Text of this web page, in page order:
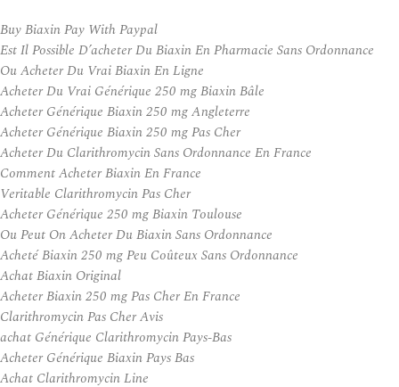
Buy Biaxin Pay With Paypal
Est Il Possible D’acheter Du Biaxin En Pharmacie Sans Ordonnance
Ou Acheter Du Vrai Biaxin En Ligne
Acheter Du Vrai Générique 250 mg Biaxin Bâle
Acheter Générique Biaxin 250 mg Angleterre
Acheter Générique Biaxin 250 mg Pas Cher
Acheter Du Clarithromycin Sans Ordonnance En France
Comment Acheter Biaxin En France
Veritable Clarithromycin Pas Cher
Acheter Générique 250 mg Biaxin Toulouse
Ou Peut On Acheter Du Biaxin Sans Ordonnance
Acheté Biaxin 250 mg Peu Coûteux Sans Ordonnance
Achat Biaxin Original
Acheter Biaxin 250 mg Pas Cher En France
Clarithromycin Pas Cher Avis
achat Générique Clarithromycin Pays-Bas
Acheter Générique Biaxin Pays Bas
Achat Clarithromycin Line